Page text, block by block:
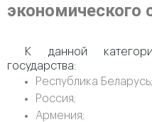
экономического
К данной
государства:
Республика Беларусь;
Россия;
Армения;